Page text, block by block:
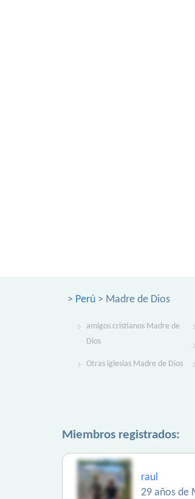
> Perú > Madre de Dios
amigos cristianos Madre de
Dios
Otras iglesias Madre de Dios
Miembros registrados:
raul
29 años de